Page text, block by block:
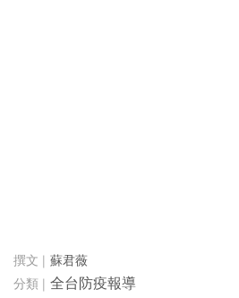
蘇君薇
全台防疫報導